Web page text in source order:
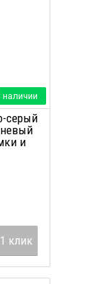
наличии
серый
и
клик